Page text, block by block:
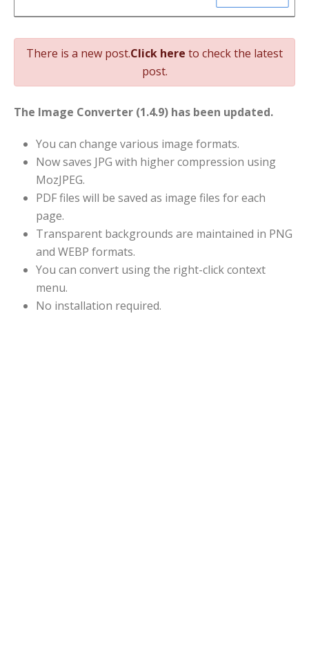
There is a new post.Click here to check the latest
post.
The Image Converter (1.4.9) has been updated.
You can change various image formats.
Now saves JPG with higher compression using
MozJPEG.
PDF files will be saved as image files for each
page.
Transparent backgrounds are maintained in PNG
and WEBP formats.
You can convert using the right-click context
menu.
No installation required.